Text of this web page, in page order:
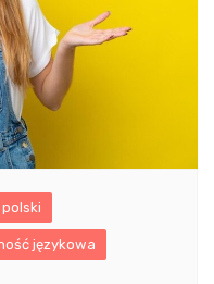
językowa